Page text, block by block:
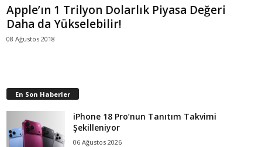
Apple’ın 1 Trilyon Dolarlık Piyasa Değeri
Daha da Yükselebilir!
08 Ağustos 2018
En Son Haberler
iPhone 18 Pro’nun Tanıtım Takvimi
Şekilleniyor
06 Ağustos 2026